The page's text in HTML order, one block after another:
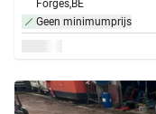
Forges,BE
Geen minimumprijs